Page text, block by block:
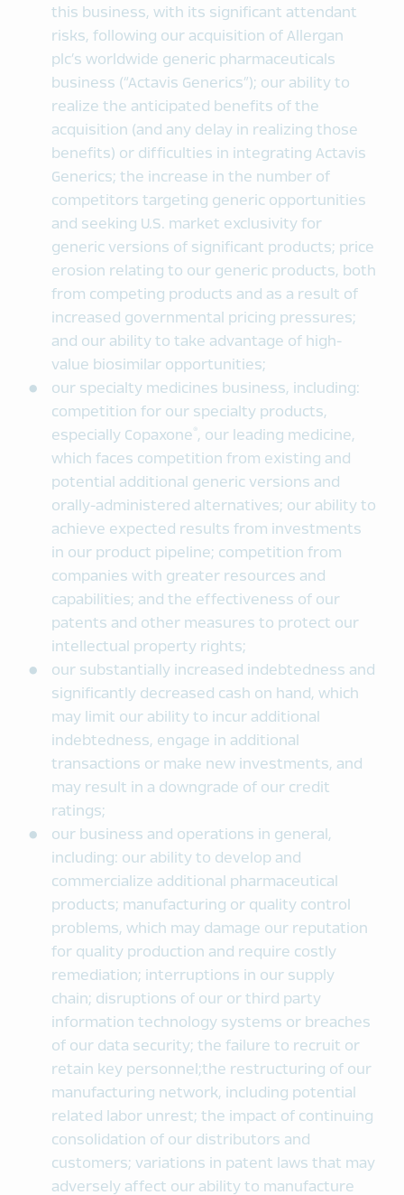
this business, with its significant attendant
risks, following our acquisition of Allergan
plc’s worldwide generic pharmaceuticals
business (“Actavis Generics”); our ability to
realize the anticipated benefits of the
acquisition (and any delay in realizing those
benefits) or difficulties in integrating Actavis
Generics; the increase in the number of
competitors targeting generic opportunities
and seeking U.S. market exclusivity for
generic versions of significant products; price
erosion relating to our generic products, both
from competing products and as a result of
increased governmental pricing pressures;
and our ability to take advantage of high-
value biosimilar opportunities;
our specialty medicines business, including:
competition for our specialty products,
especially Copaxone®, our leading medicine,
which faces competition from existing and
potential additional generic versions and
orally-administered alternatives; our ability to
achieve expected results from investments
in our product pipeline; competition from
companies with greater resources and
capabilities; and the effectiveness of our
patents and other measures to protect our
intellectual property rights;
our substantially increased indebtedness and
significantly decreased cash on hand, which
may limit our ability to incur additional
indebtedness, engage in additional
transactions or make new investments, and
may result in a downgrade of our credit
ratings;
our business and operations in general,
including: our ability to develop and
commercialize additional pharmaceutical
products; manufacturing or quality control
problems, which may damage our reputation
for quality production and require costly
remediation; interruptions in our supply
chain; disruptions of our or third party
information technology systems or breaches
of our data security; the failure to recruit or
retain key personnel;the restructuring of our
manufacturing network, including potential
related labor unrest; the impact of continuing
consolidation of our distributors and
customers; variations in patent laws that may
adversely affect our ability to manufacture